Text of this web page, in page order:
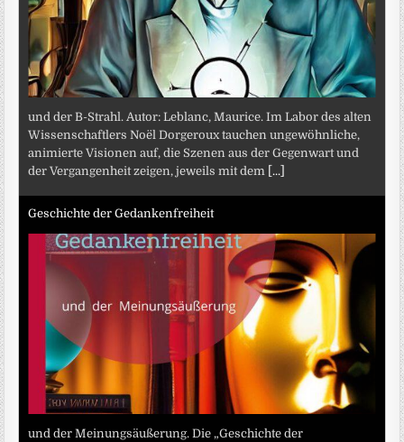
und der B-Strahl. Autor: Leblanc, Maurice. Im Labor des alten
Wissenschaftlers Noël Dorgeroux tauchen ungewöhnliche,
animierte Visionen auf, die Szenen aus der Gegenwart und
der Vergangenheit zeigen, jeweils mit dem [...]
Geschichte der Gedankenfreiheit
und der Meinungsäußerung. Die „Geschichte der